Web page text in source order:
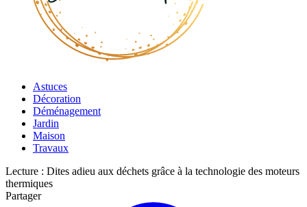
Astuces
Décoration
Déménagement
Jardin
Maison
Travaux
Lecture : Dites adieu aux déchets grâce à la technologie des moteurs
thermiques
Partager